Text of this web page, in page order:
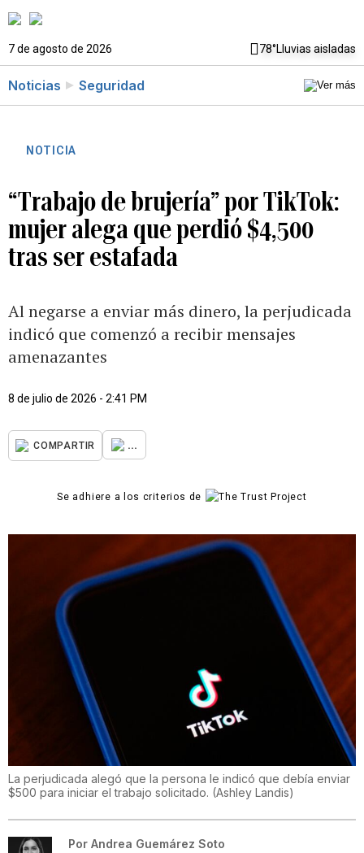
7 de agosto de 2026 78°Lluvias aisladas
Noticias Seguridad
NOTICIA
“Trabajo de brujería” por TikTok:
mujer alega que perdió $4,500
tras ser estafada
Al negarse a enviar más dinero, la perjudicada
indicó que comenzó a recibir mensajes
amenazantes
8 de julio de 2026 - 2:41 PM
COMPARTIR ...
Se adhiere a los criterios de
La perjudicada alegó que la persona le indicó que debía enviar
$500 para iniciar el trabajo solicitado. (Ashley Landis)
Por Andrea Guemárez Soto